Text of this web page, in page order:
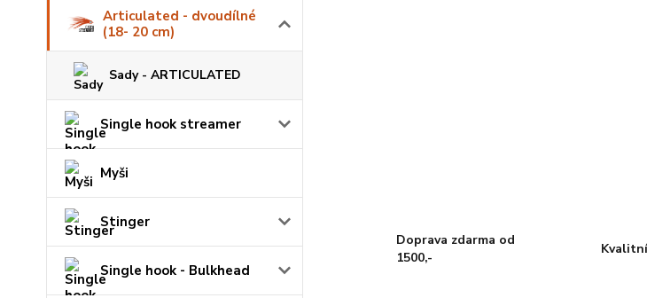
Articulated - dvoudílné
(18- 20 cm)
Sady - ARTICULATED
Single hook streamer
Myši
Stinger
Single hook - Bulkhead
Doprava zdarma od
1500,-